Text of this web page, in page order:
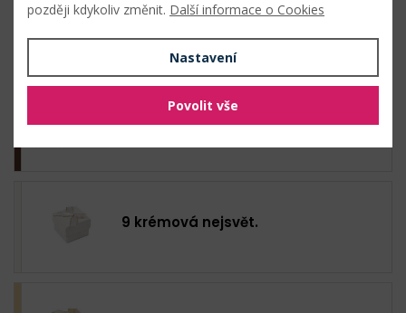
7 krémová světlá
8 hnědá
9 krémová nejsvět.
později kdykoliv změnit. Další informace o Cookies
Nastavení
Povolit vše